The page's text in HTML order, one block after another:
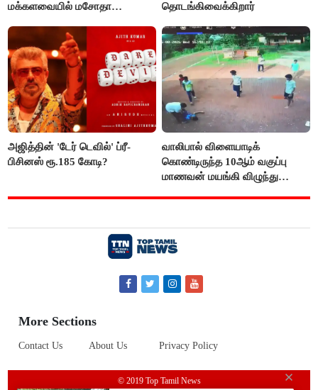
மக்களவையில் மசோதா
தொடங்கிவைக்கிறார்
அஜித்தின் 'டேர் டெவில்' ப்ரீ-
பிசினஸ் ரூ.185 கோடி?
வாலிபால் விளையாடிக்
கொண்டிருந்த 10ஆம் வகுப்பு
மாணவன் மயங்கி விழுந்து
More Sections
Contact Us About Us Privacy Policy
© 2019 Top Tamil News